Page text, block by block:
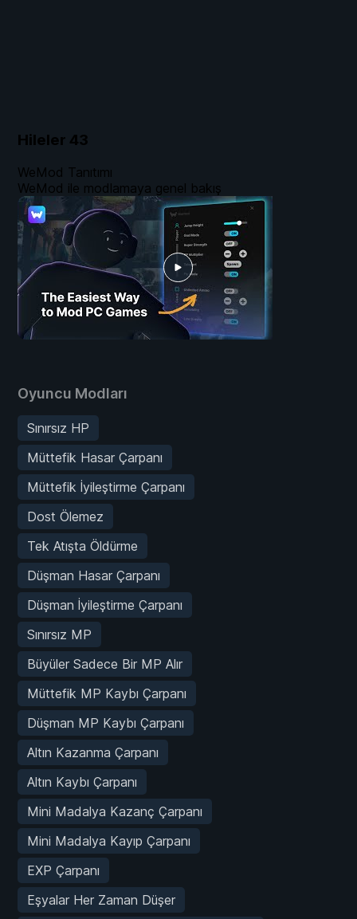
Hileler 43
Oyuncu Modları
Sınırsız HP
Müttefik Hasar Çarpanı
Müttefik İyileştirme Çarpanı
Dost Ölemez
Tek Atışta Öldürme
Düşman Hasar Çarpanı
Düşman İyileştirme Çarpanı
Sınırsız MP
Büyüler Sadece Bir MP Alır
Müttefik MP Kaybı Çarpanı
Düşman MP Kaybı Çarpanı
Altın Kazanma Çarpanı
Altın Kaybı Çarpanı
Mini Madalya Kazanç Çarpanı
Mini Madalya Kayıp Çarpanı
EXP Çarpanı
Eşyalar Her Zaman Düşer
WeMod Tanıtımı
WeMod ile modlamaya genel bakış